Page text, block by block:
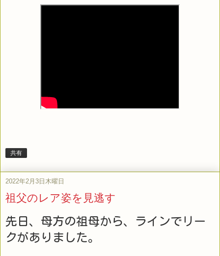
共有
2022年2月3日木曜日
祖父のレア姿を見逃す
先日、母方の祖母から、ラインでリー
クがありました。